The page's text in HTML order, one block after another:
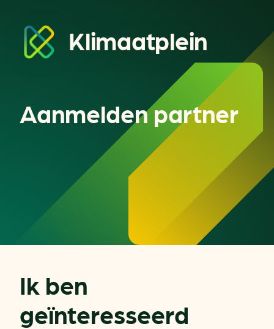
Klimaatplein
Aanmelden partner
Ik ben
geïnteresseerd